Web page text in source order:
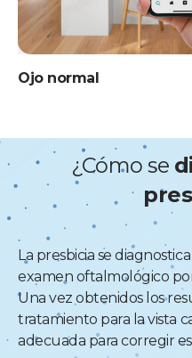
Ojo normal
¿Cómo se
La presbicia se
examen oftalmológico
Una vez obtenidos los
tratamiento para la vista
adecuada para corregir